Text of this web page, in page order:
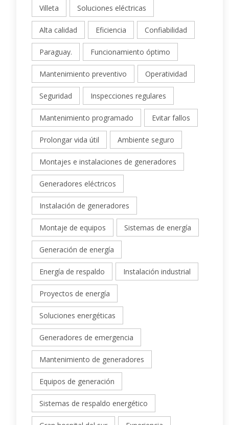
Villeta Soluciones eléctricas
Alta calidad Eficiencia Confiabilidad
Paraguay. Funcionamiento óptimo
Mantenimiento preventivo Operatividad
Seguridad Inspecciones regulares
Mantenimiento programado Evitar fallos
Prolongar vida útil Ambiente seguro
Montajes e instalaciones de generadores
Generadores eléctricos
Instalación de generadores
Montaje de equipos Sistemas de energía
Generación de energía
Energía de respaldo Instalación industrial
Proyectos de energía
Soluciones energéticas
Generadores de emergencia
Mantenimiento de generadores
Equipos de generación
Sistemas de respaldo energético